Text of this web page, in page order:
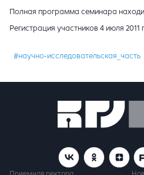
Полная программа семинара
Регистрация участников 4 июля 2011
#научно-исследовательская_часть